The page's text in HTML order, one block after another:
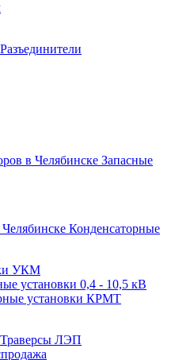
Разъединители
Запасные
Конденсаторные
УКМ
установки 0,4 - 10,5 кВ
установки КРМТ
Траверсы ЛЭП